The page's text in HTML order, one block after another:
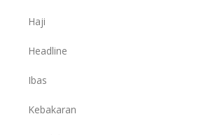
Haji
Headline
Ibas
Kebakaran